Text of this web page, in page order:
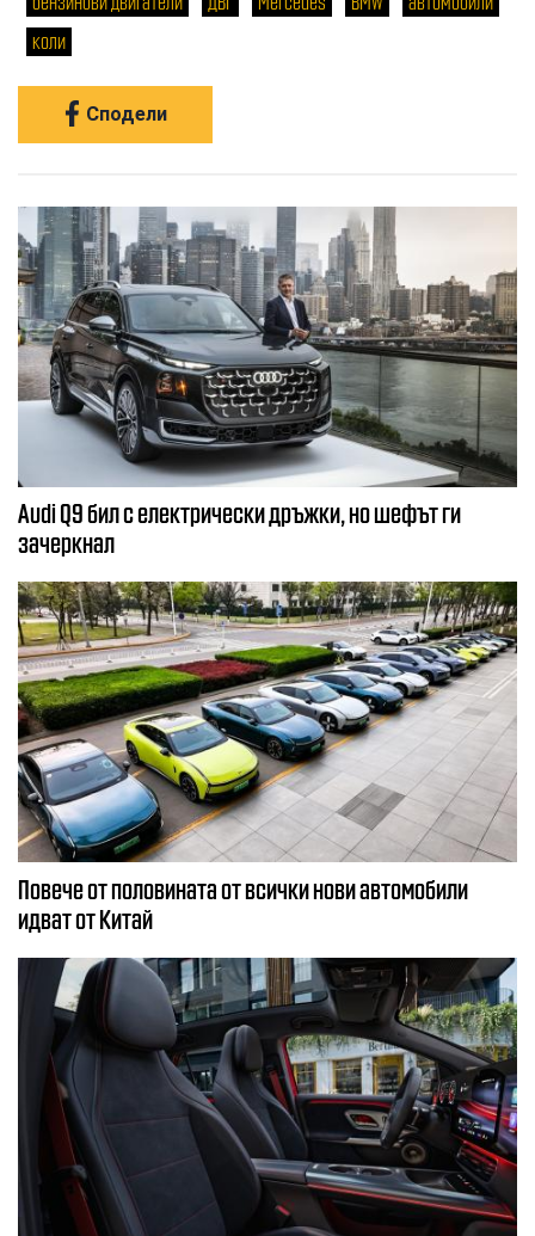
коли
Сподели
Audi Q9 бил с електрически дръжки, но шефът ги
зачеркнал
Повече от половината от всички нови автомобили
идват от Китай